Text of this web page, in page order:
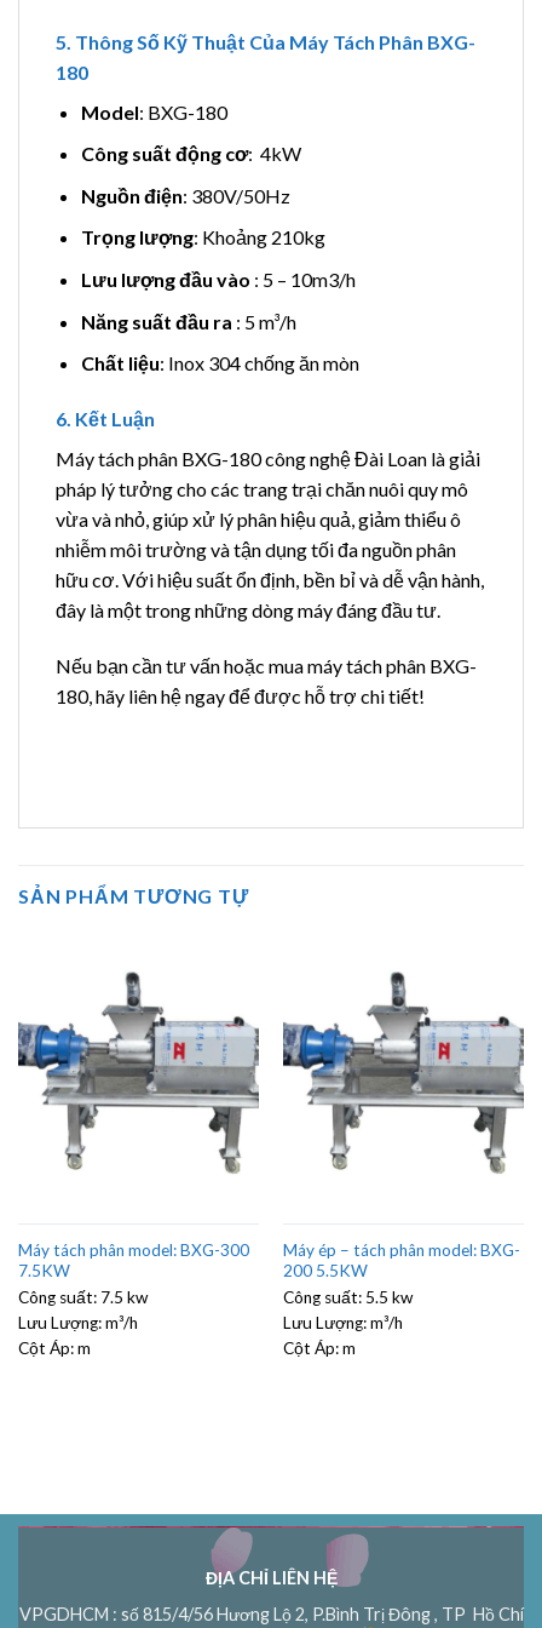
5. Thông Số Kỹ Thuật Của Máy Tách Phân BXG-
180
Model: BXG-180
Công suất động cơ: 4kW
Nguồn điện: 380V/50Hz
Trọng lượng: Khoảng 210kg
Lưu lượng đầu vào : 5 – 10m3/h
Năng suất đầu ra : 5 m³/h
Chất liệu: Inox 304 chống ăn mòn
6. Kết Luận
Máy tách phân BXG-180 công nghệ Đài Loan là giải
pháp lý tưởng cho các trang trại chăn nuôi quy mô
vừa và nhỏ, giúp xử lý phân hiệu quả, giảm thiểu ô
nhiễm môi trường và tận dụng tối đa nguồn phân
hữu cơ. Với hiệu suất ổn định, bền bỉ và dễ vận hành,
đây là một trong những dòng máy đáng đầu tư.
Nếu bạn cần tư vấn hoặc mua máy tách phân BXG-
180, hãy liên hệ ngay để được hỗ trợ chi tiết!
SẢN PHẨM TƯƠNG TỰ
Máy tách phân model: BXG-300
7.5KW
Công suất: 7.5 kw
Lưu Lượng:m³/h
Cột Áp:m
Máy ép – tách phân model: BXG-
200 5.5KW
Công suất: 5.5 kw
Lưu Lượng:m³/h
Cột Áp:m
ĐỊA CHỈ LIÊN HỆ
VPGDHCM : số 815/4/56 Hương Lộ 2, P.Bình Trị Đông , TP Hồ Chí